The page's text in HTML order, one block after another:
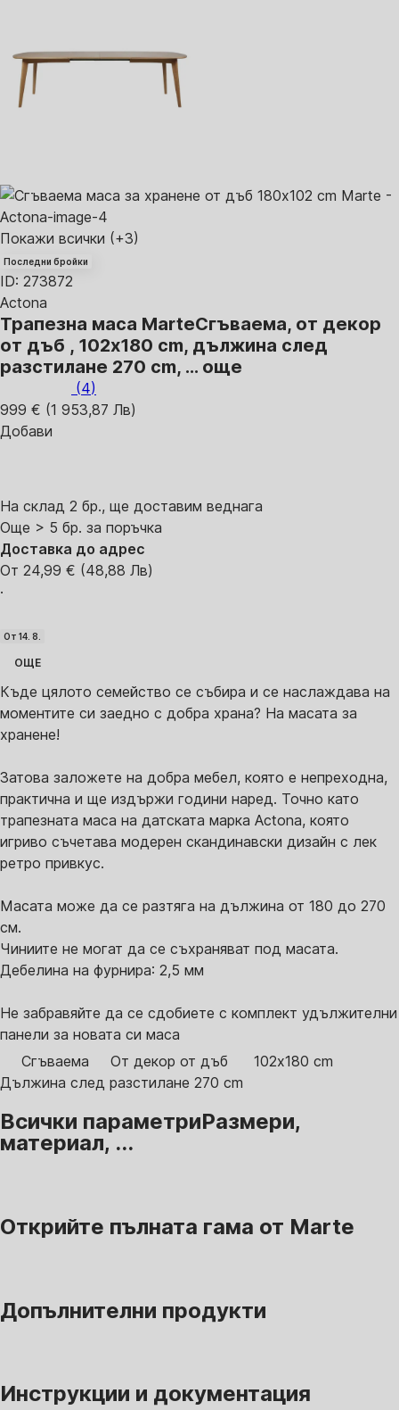
Покажи всички (+3)
Последни бройки
ID: 273872
Actona
Трапезна маса MarteСгъваема, от декор
от дъб , 102x180 cm, дължина след
разстилане 270 cm, … още
(4)
999 € (1 953,87 Лв)
Добави
На склад 2 бр., ще доставим веднага
Още > 5 бр. за поръчка
Доставка до адрес
От 24,99 € (48,88 Лв)
·
От 14. 8.
ОЩЕ
Къде цялото семейство се събира и се наслаждава на
моментите си заедно с добра храна? На масата за
хранене!
Затова заложете на добра мебел, която е непреходна,
практична и ще издържи години наред. Точно като
трапезната маса на датската марка Actona, която
игриво съчетава модерен скандинавски дизайн с лек
ретро привкус.
Масата може да се разтяга на дължина от 180 до 270
см.
Чиниите не могат да се съхраняват под масата.
Дебелина на фурнира: 2,5 мм
Не забравяйте да се сдобиете с комплект удължителни
панели за новата си маса
Сгъваема
От декор от дъб
102x180 cm
Дължина след разстилане 270 cm
Всички параметриРазмери,
материал, ...
Открийте пълната гама от Marte
Допълнителни продукти
Инструкции и документация